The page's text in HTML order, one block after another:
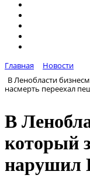
Главная
Новости
В Ленобласти
насмерть переехал
В
который
нарушил